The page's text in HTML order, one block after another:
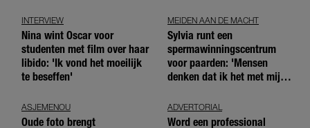
INTERVIEW
Nina wint Oscar voor
studenten met film over haar
libido: 'Ik vond het moeilijk
te beseffen'
MEIDEN AAN DE MACHT
Sylvia runt een
spermawinningscentrum
voor paarden: 'Mensen
denken dat ik het met mijn
ASJEMENOU
Oude foto brengt
ADVERTORIAL
Word een professional